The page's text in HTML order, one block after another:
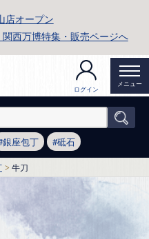
店オープン
西万博特集・販売ページへ
ログイン
メニュー
銀座包丁 砥石
牛刀